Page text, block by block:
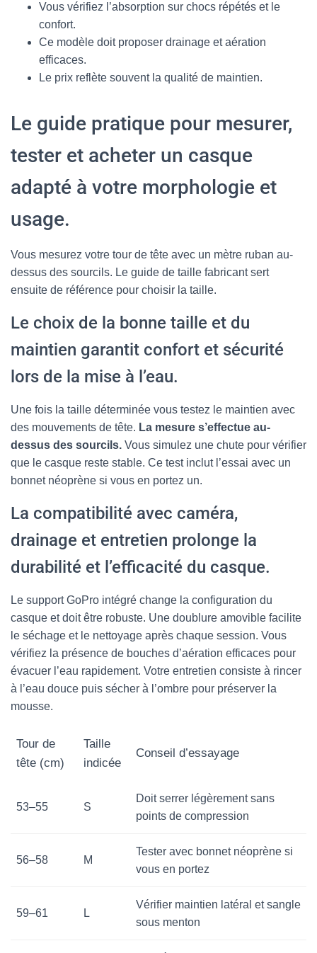
Vous vérifiez l’absorption sur chocs répétés et le
confort.
Ce modèle doit proposer drainage et aération
efficaces.
Le prix reflète souvent la qualité de maintien.
Le guide pratique pour mesurer,
tester et acheter un casque
adapté à votre morphologie et
usage.
Vous mesurez votre tour de tête avec un mètre ruban au-
dessus des sourcils. Le guide de taille fabricant sert
ensuite de référence pour choisir la taille.
Le choix de la bonne taille et du
maintien garantit confort et sécurité
lors de la mise à l’eau.
Une fois la taille déterminée vous testez le maintien avec
des mouvements de tête. La mesure s’effectue au-
dessus des sourcils. Vous simulez une chute pour vérifier
que le casque reste stable. Ce test inclut l’essai avec un
bonnet néoprène si vous en portez un.
La compatibilité avec caméra,
drainage et entretien prolonge la
durabilité et l’efficacité du casque.
Le support GoPro intégré change la configuration du
casque et doit être robuste. Une doublure amovible facilite
le séchage et le nettoyage après chaque session. Vous
vérifiez la présence de bouches d’aération efficaces pour
évacuer l’eau rapidement. Votre entretien consiste à rincer
à l’eau douce puis sécher à l’ombre pour préserver la
mousse.
Tour de
tête (cm)
Taille
indicée
Conseil d’essayage
53–55 S
Doit serrer légèrement sans
points de compression
56–58 M
Tester avec bonnet néoprène si
vous en portez
59–61 L
Vérifier maintien latéral et sangle
sous menton